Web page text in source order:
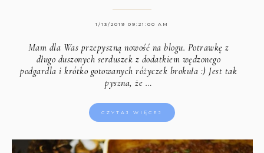
1/13/2019 09:21:00 AM
Mam dla Was przepyszną nowość na blogu. Potrawkę z
długo duszonych serduszek z dodatkiem wędzonego
podgardla i krótko gotowanych różyczek brokuła :) Jest tak
pyszna, że …
CZYTAJ WIĘCEJ